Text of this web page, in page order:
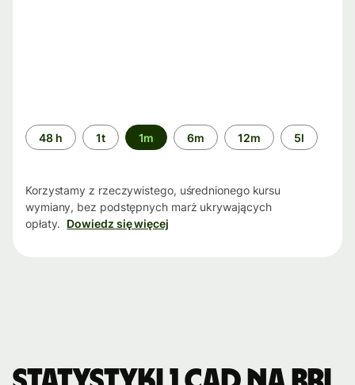
Przedział
czasu
48 h 1t 1m 6m 12m 5l
Korzystamy z rzeczywistego, uśrednionego kursu
wymiany, bez podstępnych marż ukrywających
opłaty. Dowiedz się więcej